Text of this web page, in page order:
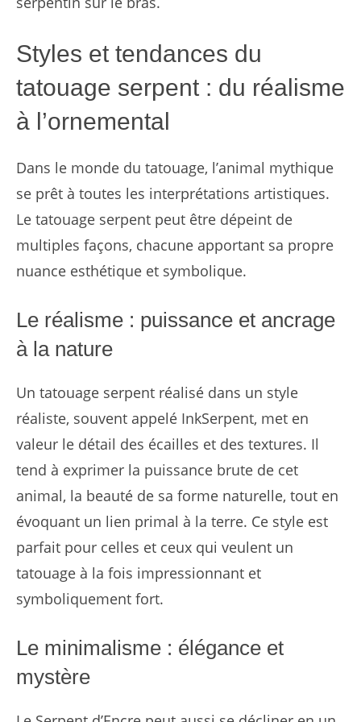
Styles et tendances du
tatouage serpent : du réalisme
à l’ornemental
Dans le monde du tatouage, l’animal mythique
se prêt à toutes les interprétations artistiques.
Le tatouage serpent peut être dépeint de
multiples façons, chacune apportant sa propre
nuance esthétique et symbolique.
Le réalisme : puissance et ancrage
à la nature
Un tatouage serpent réalisé dans un style
réaliste, souvent appelé InkSerpent, met en
valeur le détail des écailles et des textures. Il
tend à exprimer la puissance brute de cet
animal, la beauté de sa forme naturelle, tout en
évoquant un lien primal à la terre. Ce style est
parfait pour celles et ceux qui veulent un
tatouage à la fois impressionnant et
symboliquement fort.
Le minimalisme : élégance et
mystère